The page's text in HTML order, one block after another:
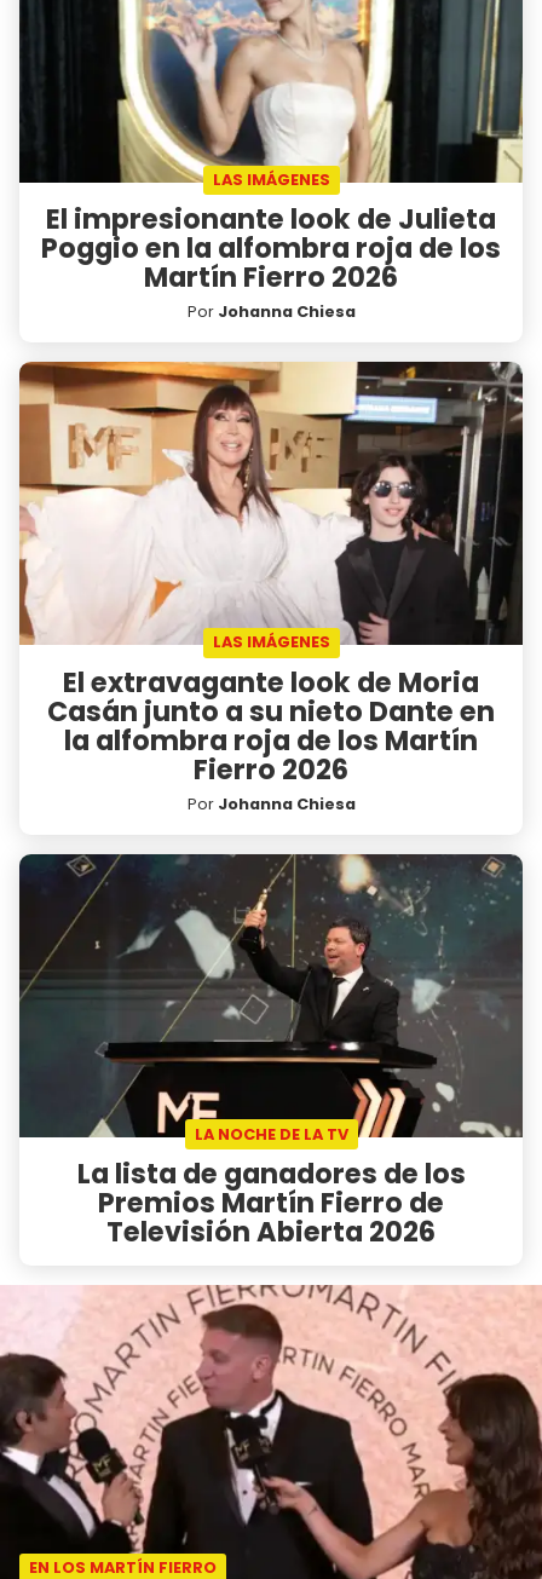
LAS IMÁGENES
El impresionante look de Julieta
Poggio en la alfombra roja de los
Martín Fierro 2026
Por Johanna Chiesa
LAS IMÁGENES
El extravagante look de Moria
Casán junto a su nieto Dante en
la alfombra roja de los Martín
Fierro 2026
Por Johanna Chiesa
LA NOCHE DE LA TV
La lista de ganadores de los
Premios Martín Fierro de
Televisión Abierta 2026
EN LOS MARTÍN FIERRO